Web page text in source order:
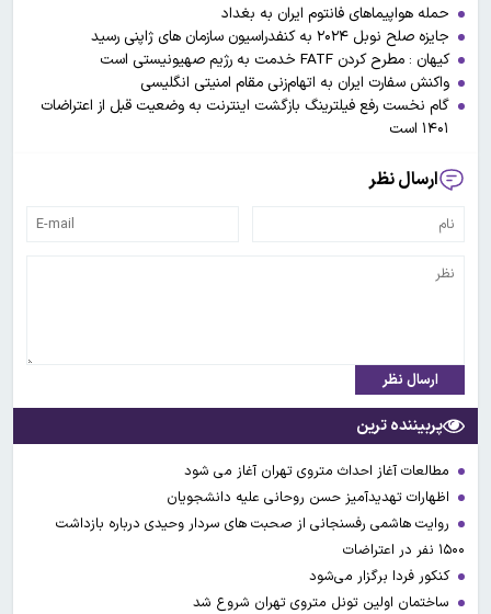
حمله هواپیماهای فانتوم ایران به بغداد
جایزه صلح نوبل ۲۰۲۴ به کنفدراسیون سازمان‌ های ژاپنی رسید
کیهان : مطرح کردن FATF خدمت به رژیم صهیونیستی است
واکنش سفارت ایران به اتهام‌زنی مقام امنیتی انگلیسی
گام نخست رفع فیلترینگ بازگشت اینترنت به وضعیت قبل از اعتراضات
۱۴۰۱ است
ارسال نظر
ارسال نظر
پربیننده ترین
مطالعات آغاز احداث متروی تهران آغاز می شود
اظهارات تهدیدآمیز حسن روحانی علیه دانشجویان
روایت هاشمی رفسنجانی از صحبت های سردار وحیدی درباره بازداشت
۱۵۰۰ نفر در اعتراضات
کنکور فردا برگزار می‌شود
ساختمان اولین تونل متروی تهران شروع شد